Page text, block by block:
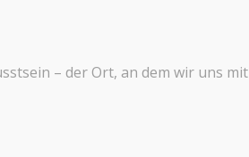
– der Ort, an dem wir uns mit